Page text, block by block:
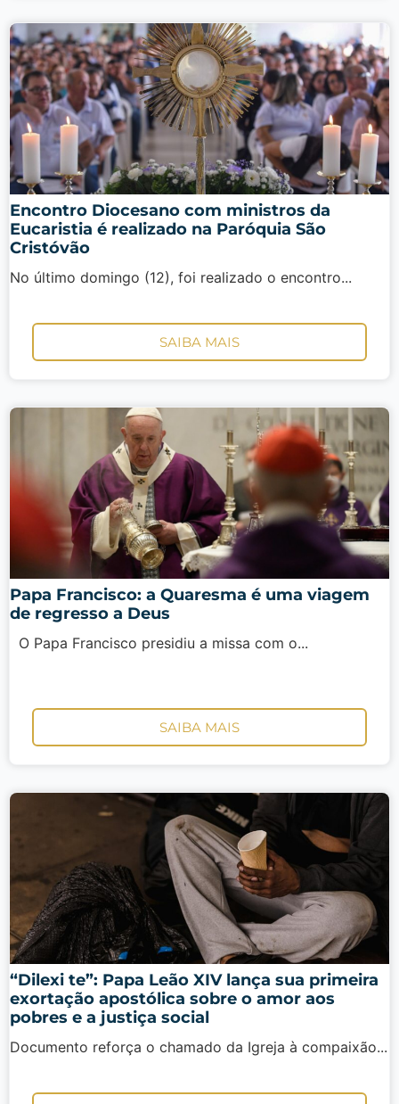
Encontro Diocesano com ministros da
Eucaristia é realizado na Paróquia São
Cristóvão
No último domingo (12), foi realizado o encontro...
SAIBA MAIS
Papa Francisco: a Quaresma é uma viagem
de regresso a Deus
O Papa Francisco presidiu a missa com o...
SAIBA MAIS
“Dilexi te”: Papa Leão XIV lança sua primeira
exortação apostólica sobre o amor aos
pobres e a justiça social
Documento reforça o chamado da Igreja à compaixão...